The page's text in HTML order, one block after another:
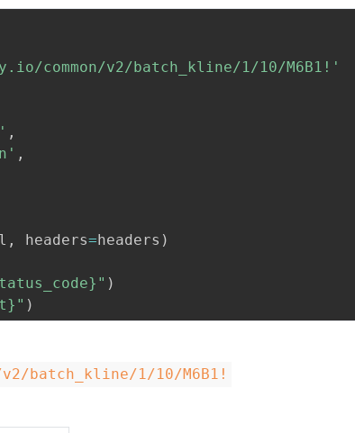
common/v2/batch_kline/1/10/M6B1!'
,
,
, headers=headers )
)
)
batch_kline/1/10/M6B1!